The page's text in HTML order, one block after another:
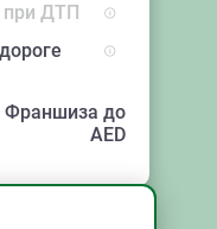
при ДТП
Франшиза до
AED